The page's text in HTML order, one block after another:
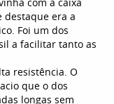
destaque era a
Foi um dos
a facilitar tanto as
resistência. O
que o dos
longas sem